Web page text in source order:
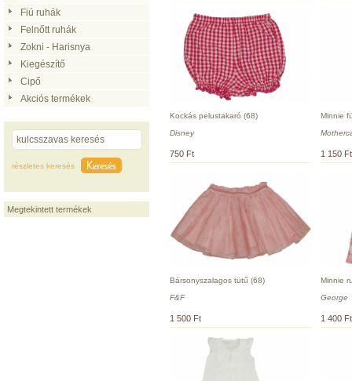
Fiú ruhák
Felnőtt ruhák
Zokni - Harisnya
Kiegészítő
Cipő
Akciós termékek
részletes keresés
Megtekintett termékek
Kockás pelustakaró (68)
Disney
750 Ft
Minnie
1 150 Ft
Bársonyszalagos tütű (68)
F&F
1 500 Ft
Minnie
George
1 400 Ft